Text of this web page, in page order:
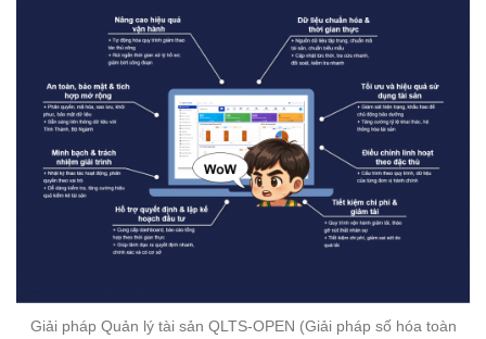
Giải pháp Quản lý tài sản QLTS-OPEN (Giải pháp số hóa toàn